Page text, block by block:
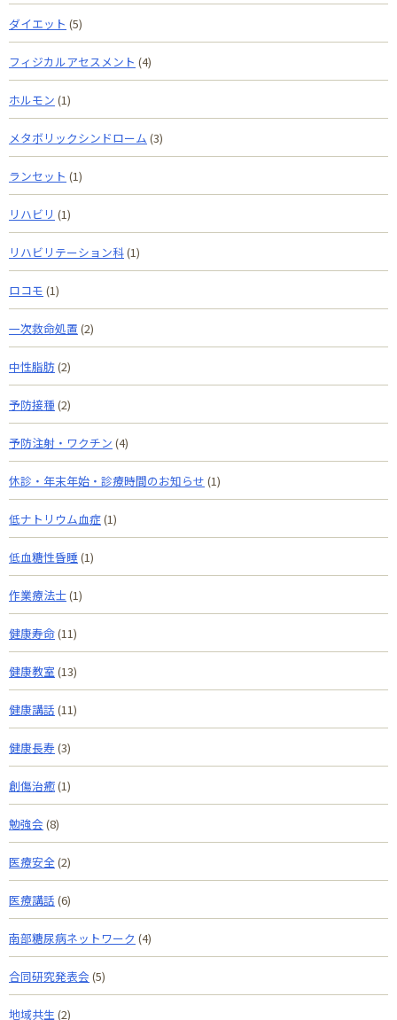
ダイエット (5)
フィジカルアセスメント (4)
ホルモン (1)
メタボリックシンドローム (3)
ランセット (1)
リハビリ (1)
リハビリテーション科(1)
ロコモ (1)
一次救命処置 (2)
中性脂肪(2)
予防接種 (2)
予防注射・ワクチン (4)
休診・年末年始・診療時間のお知らせ (1)
低ナトリウム血症(1)
低血糖性昏睡 (1)
作業療法士(1)
健康寿命(11)
健康教室 (13)
健康講話 (11)
健康長寿(3)
創傷治癒(1)
勉強会 (8)
医療安全(2)
医療講話 (6)
南部糖尿病ネットワーク (4)
合同研究発表会 (5)
地域共生 (2)